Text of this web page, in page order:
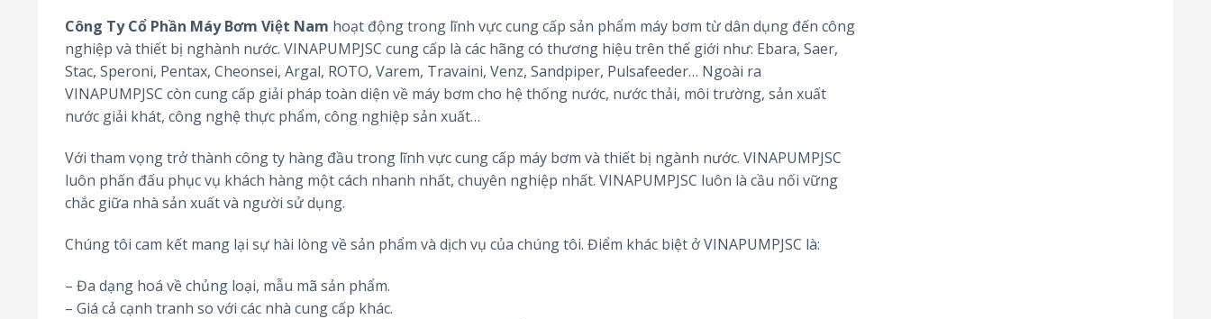
Công Ty Cổ Phần Máy Bơm Việt Nam hoạt động trong lĩnh vực cung cấp sản phẩm máy bơm từ dân dụng đến công
nghiệp và thiết bị nghành nước. VINAPUMPJSC cung cấp là các hãng có thương hiệu trên thế giới như: Ebara, Saer,
Stac, Speroni, Pentax, Cheonsei, Argal, ROTO, Varem, Travaini, Venz, Sandpiper, Pulsafeeder… Ngoài ra
VINAPUMPJSC còn cung cấp giải pháp toàn diện về máy bơm cho hệ thống nước, nước thải, môi trường, sản xuất
nước giải khát, công nghệ thực phẩm, công nghiệp sản xuất…
Với tham vọng trở thành công ty hàng đầu trong lĩnh vực cung cấp máy bơm và thiết bị ngành nước. VINAPUMPJSC
luôn phấn đấu phục vụ khách hàng một cách nhanh nhất, chuyên nghiệp nhất. VINAPUMPJSC luôn là cầu nối vững
chắc giữa nhà sản xuất và người sử dụng.
Chúng tôi cam kết mang lại sự hài lòng về sản phẩm và dịch vụ của chúng tôi. Điểm khác biệt ở VINAPUMPJSC là:
– Đa dạng hoá về chủng loại, mẫu mã sản phẩm.
– Giá cả cạnh tranh so với các nhà cung cấp khác.